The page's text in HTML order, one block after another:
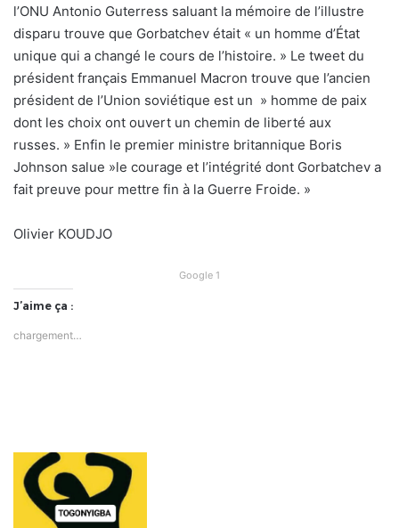
l’ONU Antonio Guterress saluant la mémoire de l’illustre
disparu trouve que Gorbatchev était « un homme d’État
unique qui a changé le cours de l’histoire. » Le tweet du
président français Emmanuel Macron trouve que l’ancien
président de l’Union soviétique est un » homme de paix
dont les choix ont ouvert un chemin de liberté aux
russes. » Enfin le premier ministre britannique Boris
Johnson salue »le courage et l’intégrité dont Gorbatchev a
fait preuve pour mettre fin à la Guerre Froide. »
Olivier KOUDJO
Google 1
J’aime ça :
chargement…